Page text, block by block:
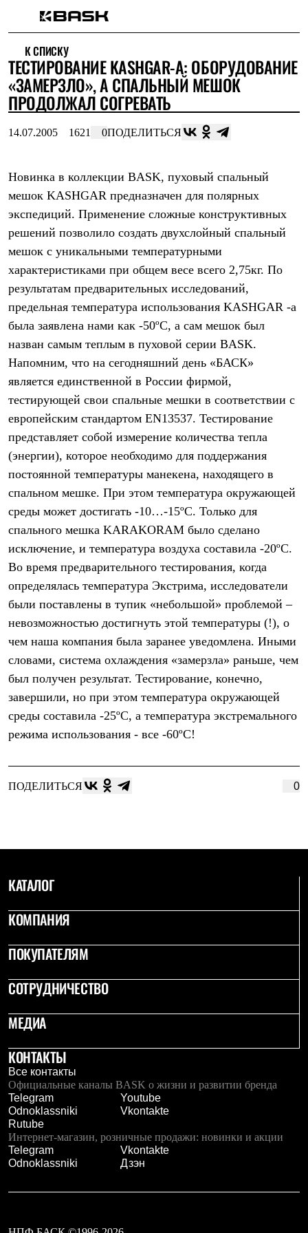
Интернет-магазин
Мужская одежда
Утепленная пухом
Куртки
Брюки
Комбинезоны
Штормовая одежда
Куртки
Софтшелл одежда
Куртки
Брюки
Флисовая одежда
Куртки
Брюки
Термобелье
Теплое термобелье
Лёгкая одежда
Футболки
Толстовки
Брюки
Женская одежда
Утепленная пухом
Куртки
Жилеты
Утепленная синтетикой
Брюки
Штормовая одежда
Куртки
Софтшелл одежда
Куртки
Брюки
Рубашки
Футболки
Брюки
Термобелье
Среднее термобелье
Легкое термобелье
Флисовая одежда
Куртки
Утепленная пухом
Комбинезоны
Лёгкая одежда
Толстовки
Брюки
Куртки
Куртки
Брюки
Комбинезоны
Термобелье
Комплект термобелья
Снаряжение
Палатки и тенты
Палатки
Тенты
Аксессуары для палаток
Рюкзаки
Экспедиционные
Легкоходные
Альпинистские
Аксессуары для рюкзаков
Комбинированные
К СПИСКУ
ТЕСТИРОВАНИЕ KASHGAR-А: ОБОРУДОВАНИЕ
«ЗАМЕРЗЛО», А СПАЛЬНЫЙ МЕШОК
ПРОДОЛЖАЛ СОГРЕВАТЬ
14.07.2005 1621 0ПОДЕЛИТЬСЯ
Новинка в коллекции BASK, пуховый спальный
мешок KASHGAR предназначен для полярных
экспедиций. Применение сложные конструктивных
решений позволило создать двухслойный спальный
мешок с уникальными температурными
характеристиками при общем весе всего 2,75кг. По
результатам предварительных исследований,
предельная температура использования KASHGAR -а
была заявлена нами как -50ºС, а сам мешок был
назван самым теплым в пуховой серии BASK.
Напомним, что на сегодняшний день «БАСК»
является единственной в России фирмой,
тестирующей свои спальные мешки в соответствии с
европейским стандартом EN13537. Тестирование
представляет собой измерение количества тепла
(энергии), которое необходимо для поддержания
постоянной температуры манекена, находящего в
спальном мешке. При этом температура окружающей
среды может достигать -10…-15ºС. Только для
спального мешка KARAKORAM было сделано
исключение, и температура воздуха составила -20ºС.
Во время предварительного тестирования, когда
определялась температура Экстрима, исследователи
были поставлены в тупик «небольшой» проблемой –
невозможностью достигнуть этой температуры (!), о
чем наша компания была заранее уведомлена. Иными
словами, система охлаждения «замерзла» раньше, чем
был получен результат. Тестирование, конечно,
завершили, но при этом температура окружающей
среды составила -25ºС, а температура экстремального
режима использования - все -60ºС!
ПОДЕЛИТЬСЯ 0
КАТАЛОГ
КОМПАНИЯ
ПОКУПАТЕЛЯМ
СОТРУДНИЧЕСТВО
МЕДИА
КОНТАКТЫ
Все контакты
Официальные каналы BASK о жизни и развитии бренда
Telegram
Youtube
Odnoklassniki
Vkontakte
Rutube
Интернет-магазин, розничные продажи: новинки и акции
Telegram
Vkontakte
Odnoklassniki
Дзэн